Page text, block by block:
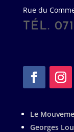
Rue du
TÉL.
Le
Georges